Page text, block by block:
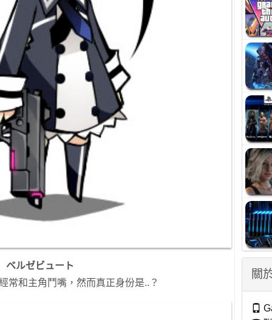
ベルゼビュート
常和主角鬥嘴，然而真正身份是..？
關